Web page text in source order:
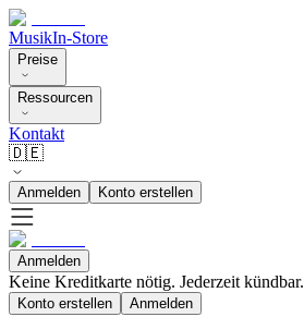
MusikIn-Store
Preise
Ressourcen
Kontakt
🇩🇪
Anmelden Konto erstellen
Anmelden
Keine Kreditkarte nötig. Jederzeit kündbar.
Konto erstellen Anmelden